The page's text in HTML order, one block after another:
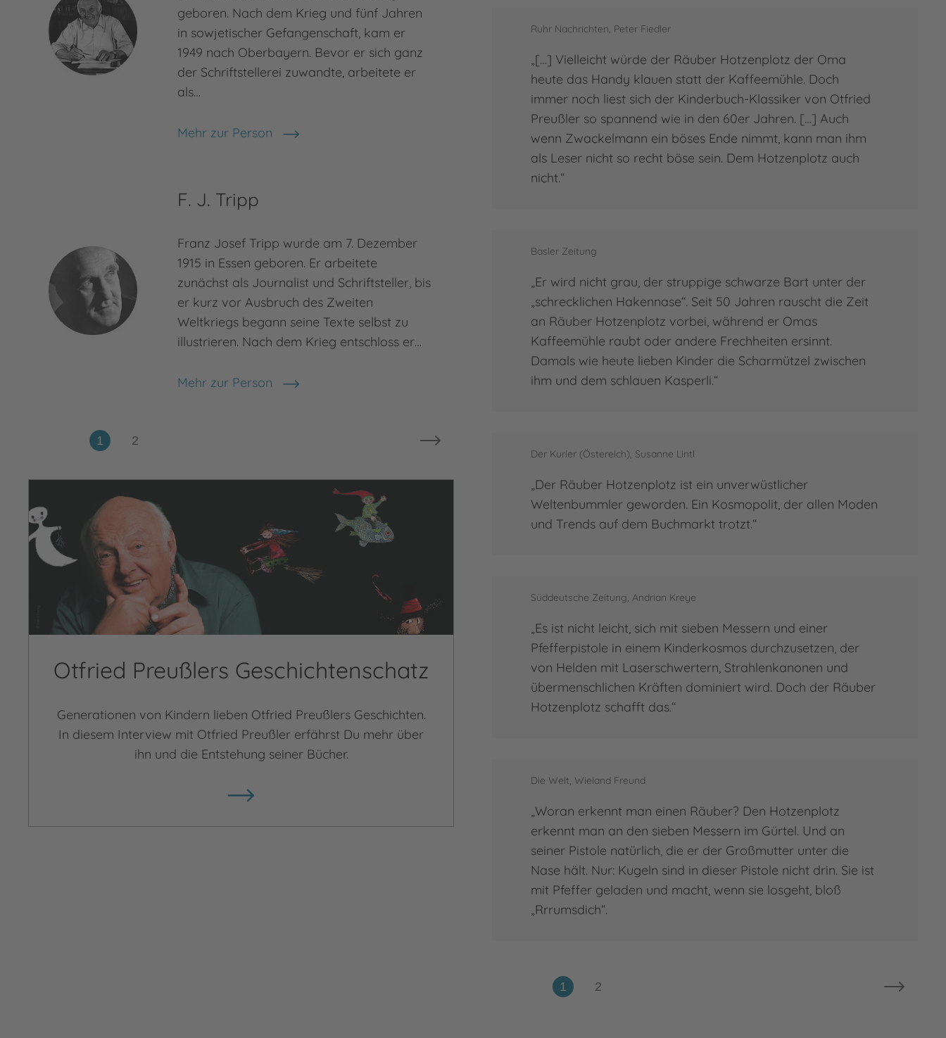
geboren. Nach dem Krieg und fünf Jahren
in sowjetischer Gefangenschaft, kam er
1949 nach Oberbayern. Bevor er sich ganz
der Schriftstellerei zuwandte, arbeitete er
als…
Mehr zur Person
Otfried Preußler
F. J. Tripp
Franz Josef Tripp wurde am 7. Dezember
1915 in Essen geboren. Er arbeitete
zunächst als Journalist und Schriftsteller, bis
er kurz vor Ausbruch des Zweiten
Weltkriegs begann seine Texte selbst zu
illustrieren. Nach dem Krieg entschloss er…
Mehr zur Person
F. J. Tripp
Werbeagentur in Frankfurt. Heute lebt er
zusammen mit seiner Frau und den beiden
Töchtern in Ladenburg bei Heidelberg, wo
er als…
Mehr zur Person
Mathias Weber
Ruhr Nachrichten, Peter Fiedler
„[…] Vielleicht würde der Räuber Hotzenplotz der Oma
heute das Handy klauen statt der Kaffeemühle. Doch
immer noch liest sich der Kinderbuch-Klassiker von Otfried
Preußler so spannend wie in den 60er Jahren. […] Auch
wenn Zwackelmann ein böses Ende nimmt, kann man ihm
als Leser nicht so recht böse sein. Dem Hotzenplotz auch
nicht.“
Basler Zeitung
„Er wird nicht grau, der struppige schwarze Bart unter der
„schrecklichen Hakennase“. Seit 50 Jahren rauscht die Zeit
an Räuber Hotzenplotz vorbei, während er Omas
Kaffeemühle raubt oder andere Frechheiten ersinnt.
Damals wie heute lieben Kinder die Scharmützel zwischen
ihm und dem schlauen Kasperli.“
Der Kurier (Östereich), Susanne Lintl
„Der Räuber Hotzenplotz ist ein unverwüstlicher
Weltenbummler geworden. Ein Kosmopolit, der allen Moden
und Trends auf dem Buchmarkt trotzt.“
Süddeutsche Zeitung, Andrian Kreye
„Es ist nicht leicht, sich mit sieben Messern und einer
Pfefferpistole in einem Kinderkosmos durchzusetzen, der
von Helden mit Laserschwertern, Strahlenkanonen und
übermenschlichen Kräften dominiert wird. Doch der Räuber
Hotzenplotz schafft das.“
Die Welt, Wieland Freund
„Woran erkennt man einen Räuber? Den Hotzenplotz
erkennt man an den sieben Messern im Gürtel. Und an
seiner Pistole natürlich, die er der Großmutter unter die
Nase hält. Nur: Kugeln sind in dieser Pistole nicht drin. Sie ist
mit Pfeffer geladen und macht, wenn sie losgeht, bloß
„Rrrumsdich“.
Otfried Preußlers Geschichtenschatz
Generationen von Kindern lieben Otfried Preußlers Geschichten.
In diesem Interview mit Otfried Preußler erfährst Du mehr über
ihn und die Entstehung seiner Bücher.